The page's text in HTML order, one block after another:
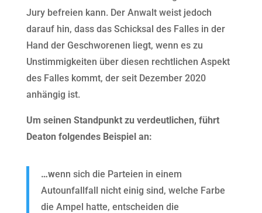
Jury befreien kann. Der Anwalt weist jedoch
darauf hin, dass das Schicksal des Falles in der
Hand der Geschworenen liegt, wenn es zu
Unstimmigkeiten über diesen rechtlichen Aspekt
des Falles kommt, der seit Dezember 2020
anhängig ist.
Um seinen Standpunkt zu verdeutlichen, führt
Deaton folgendes Beispiel an:
…wenn sich die Parteien in einem
Autounfallfall nicht einig sind, welche Farbe
die Ampel hatte, entscheiden die